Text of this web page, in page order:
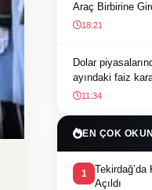
Araç Birbirine
18:21
Dolar
ayındaki faiz
11:34
EN ÇOK
1
Açıldı